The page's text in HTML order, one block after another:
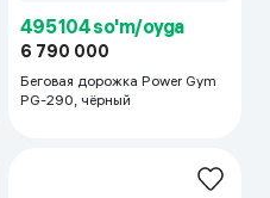
495 104 so'm/oyga
6 790 000
Беговая дорожка Power Gym
PG-290, чёрный